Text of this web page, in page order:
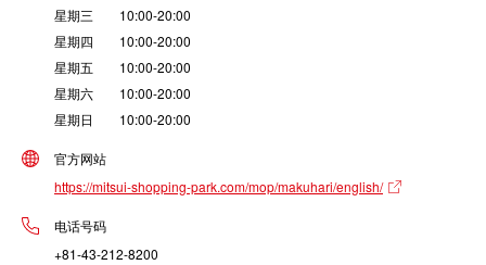
星期三 10:00-20:00
星期四 10:00-20:00
星期五 10:00-20:00
星期六 10:00-20:00
星期日 10:00-20:00
官方网站
https://mitsui-shopping-park.com/mop/makuhari/english/
电话号码
+81-43-212-8200